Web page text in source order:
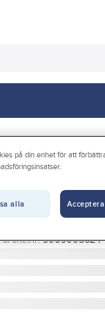
ARCA
artikelnr: 9069005624
på din enhet för att
alla